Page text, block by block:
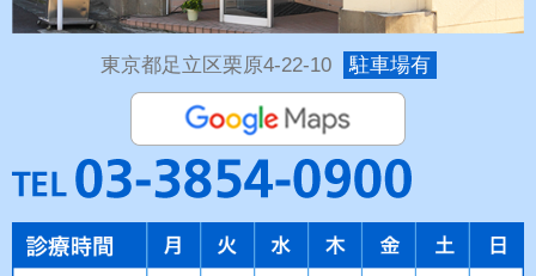
東京都足立区栗原4-22-10 駐車場有